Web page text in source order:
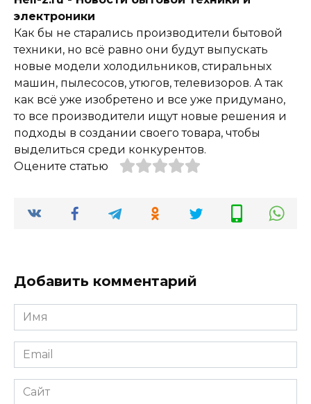
электроники
Как бы не старались производители бытовой
техники, но всё равно они будут выпускать
новые модели холодильников, стиральных
машин, пылесосов, утюгов, телевизоров. А так
как всё уже изобретено и все уже придумано,
то все производители ищут новые решения и
подходы в создании своего товара, чтобы
выделиться среди конкурентов.
Оцените статью
Добавить комментарий
Имя
*
Email
*
Сайт